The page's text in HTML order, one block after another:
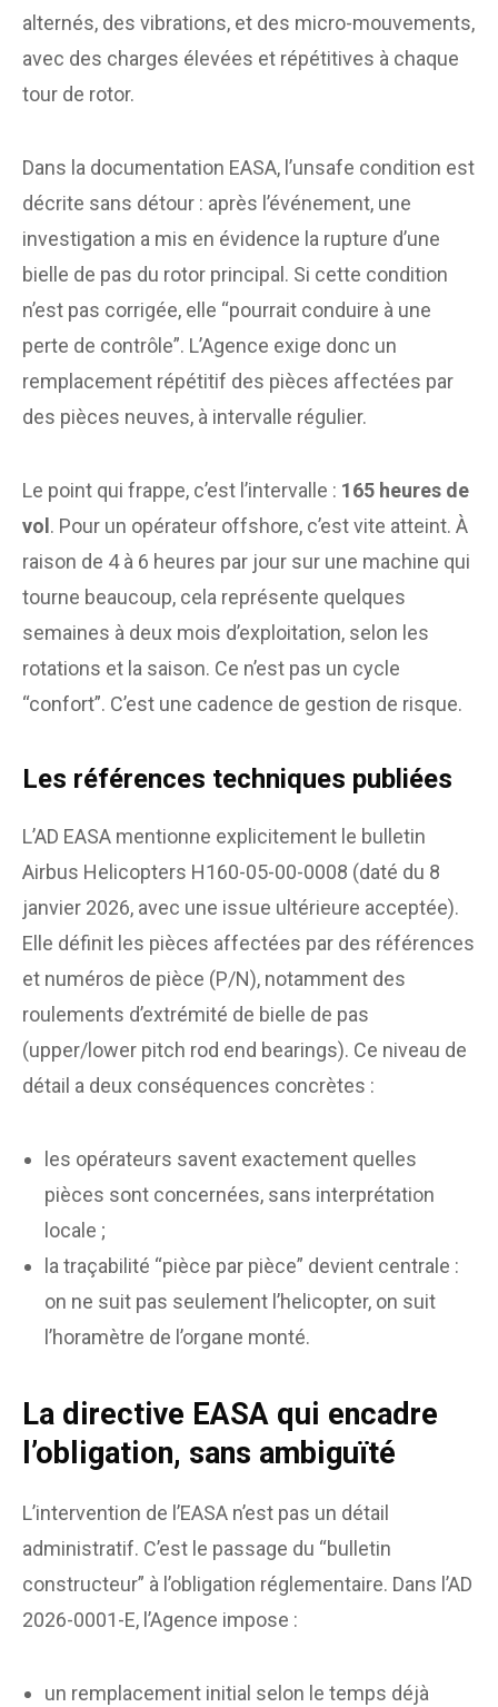
alternés, des vibrations, et des micro-mouvements,
avec des charges élevées et répétitives à chaque
tour de rotor.
Dans la documentation EASA, l’unsafe condition est
décrite sans détour : après l’événement, une
investigation a mis en évidence la rupture d’une
bielle de pas du rotor principal. Si cette condition
n’est pas corrigée, elle “pourrait conduire à une
perte de contrôle”. L’Agence exige donc un
remplacement répétitif des pièces affectées par
des pièces neuves, à intervalle régulier.
Le point qui frappe, c’est l’intervalle : 165 heures de
vol . Pour un opérateur offshore, c’est vite atteint. À
raison de 4 à 6 heures par jour sur une machine qui
tourne beaucoup, cela représente quelques
semaines à deux mois d’exploitation, selon les
rotations et la saison. Ce n’est pas un cycle
“confort”. C’est une cadence de gestion de risque.
Les références techniques publiées
L’AD EASA mentionne explicitement le bulletin
Airbus Helicopters H160-05-00-0008 (daté du 8
janvier 2026, avec une issue ultérieure acceptée).
Elle définit les pièces affectées par des références
et numéros de pièce (P/N), notamment des
roulements d’extrémité de bielle de pas
(upper/lower pitch rod end bearings). Ce niveau de
détail a deux conséquences concrètes :
les opérateurs savent exactement quelles
pièces sont concernées, sans interprétation
locale ;
la traçabilité “pièce par pièce” devient centrale :
on ne suit pas seulement l’helicopter, on suit
l’horamètre de l’organe monté.
La directive EASA qui encadre
l’obligation, sans ambiguïté
L’intervention de l’EASA n’est pas un détail
administratif. C’est le passage du “bulletin
constructeur” à l’obligation réglementaire. Dans l’AD
2026-0001-E, l’Agence impose :
un remplacement initial selon le temps déjà